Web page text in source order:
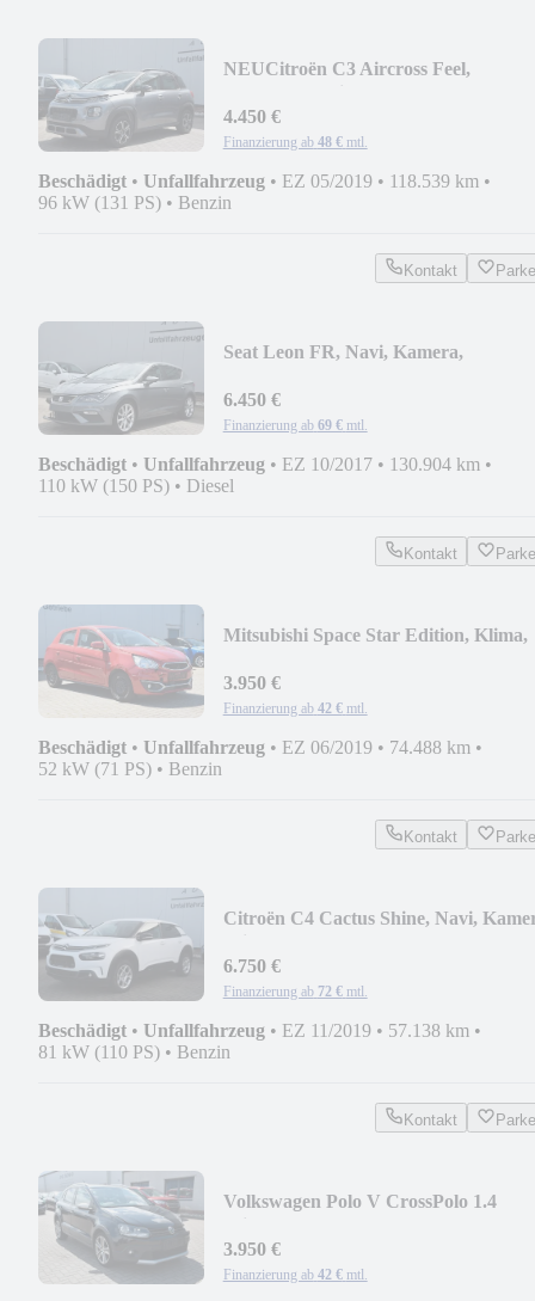
NEUCitroën C3 Aircross Feel,
4.450 €
Finanzierung ab 48 € mtl.
Beschädigt • Unfallfahrzeug • EZ 05/2019 • 118.539 km •
96 kW (131 PS) • Benzin
Kontakt
Seat Leon FR, Navi, Kamera,
6.450 €
Finanzierung ab 69 € mtl.
Beschädigt • Unfallfahrzeug • EZ 10/2017 • 130.904 km •
110 kW (150 PS) • Diesel
Kontakt
Mitsubishi Space Star Edition, Klima,
3.950 €
Finanzierung ab 42 € mtl.
Beschädigt • Unfallfahrzeug • EZ 06/2019 • 74.488 km •
52 kW (71 PS) • Benzin
Kontakt
Citroën C4 Cactus Shine, Navi,
6.750 €
Finanzierung ab 72 € mtl.
Beschädigt • Unfallfahrzeug • EZ 11/2019 • 57.138 km •
81 kW (110 PS) • Benzin
Kontakt
Volkswagen Polo V CrossPolo 1.4
3.950 €
Finanzierung ab 42 € mtl.